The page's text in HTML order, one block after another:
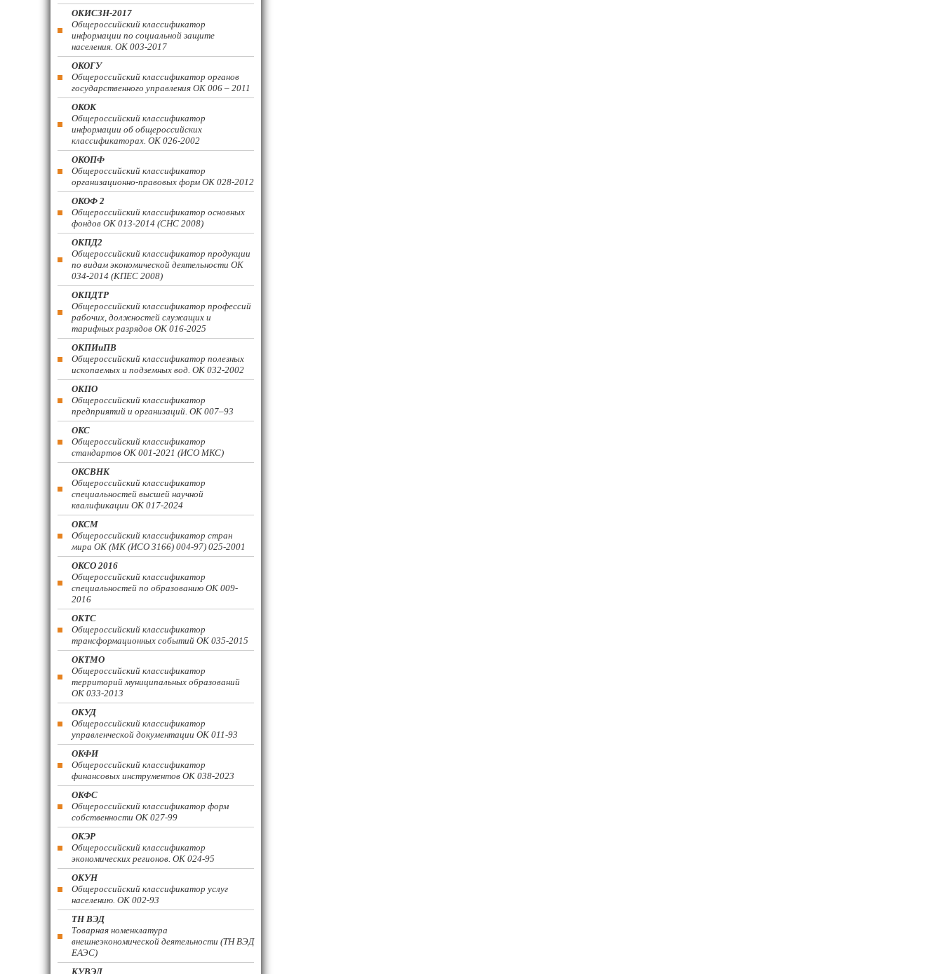
ОКИСЗН-2017
Общероссийский классификатор
информации по социальной защите
населения. ОК 003-2017
ОКОГУ
Общероссийский классификатор органов
государственного управления ОК 006 – 2011
ОКОК
Общероссийский классификатор
информации об общероссийских
классификаторах. ОК 026-2002
ОКОПФ
Общероссийский классификатор
организационно-правовых форм ОК 028-2012
ОКОФ 2
Общероссийский классификатор основных
фондов ОК 013-2014 (СНС 2008)
ОКПД2
Общероссийский классификатор продукции
по видам экономической деятельности ОК
034-2014 (КПЕС 2008)
ОКПДТР
Общероссийский классификатор профессий
рабочих, должностей служащих и
тарифных разрядов ОК 016-2025
ОКПИиПВ
Общероссийский классификатор полезных
ископаемых и подземных вод. ОК 032-2002
ОКПО
Общероссийский классификатор
предприятий и организаций. ОК 007–93
ОКС
Общероссийский классификатор
стандартов ОК 001-2021 (ИСО МКС)
ОКСВНК
Общероссийский классификатор
специальностей высшей научной
квалификации ОК 017-2024
ОКСМ
Общероссийский классификатор стран
мира ОК (МК (ИСО 3166) 004-97) 025-2001
ОКСО 2016
Общероссийский классификатор
специальностей по образованию ОК 009-
2016
ОКТС
Общероссийский классификатор
трансформационных событий ОК 035-2015
ОКТМО
Общероссийский классификатор
территорий муниципальных образований
ОК 033-2013
ОКУД
Общероссийский классификатор
управленческой документации ОК 011-93
ОКФИ
Общероссийский классификатор
финансовых инструментов OK 038-2023
ОКФС
Общероссийский классификатор форм
собственности ОК 027-99
ОКЭР
Общероссийский классификатор
экономических регионов. ОК 024-95
ОКУН
Общероссийский классификатор услуг
населению. ОК 002-93
ТН ВЭД
Товарная номенклатура
внешнеэкономической деятельности (ТН ВЭД
ЕАЭС)
КУВЭД